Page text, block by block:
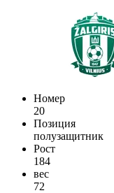
Номер
20
Позиция
полузащитник
Рост
184
вес
72